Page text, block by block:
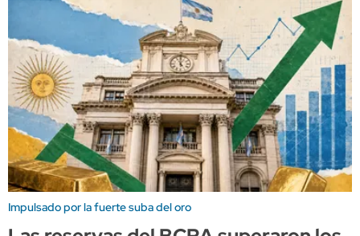
Impulsado por la fuerte suba del oro